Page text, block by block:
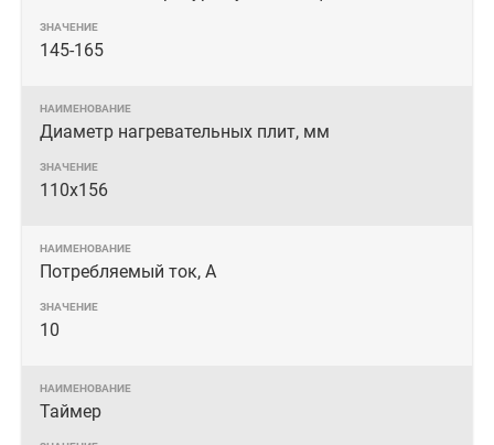
145-165
Диаметр нагревательных плит, мм
110x156
Потребляемый ток, А
10
Таймер